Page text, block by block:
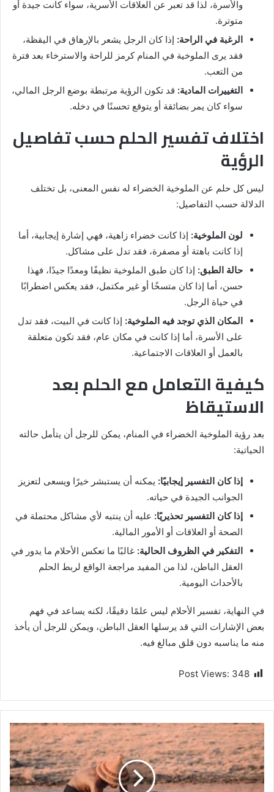
والأسرة، لذا قد تعبر عن العلاقات الأسرية، سواء كانت جيدة أو
متوترة.
الرغبة في الراحة: إذا كان الرجل يشعر بالإرهاق في اليقظة،
فقد يرى الملوخية في المنام كرمز للراحة والاسترخاء بعد فترة
من التعب.
التغييرات المادية: قد تكون الرؤية مرتبطة بوضع الرجل المالي،
سواء كان يمر بضائقة أو يتوقع تحسنًا في دخله.
اختلاف تفسير الحلم حسب تفاصيل
الرؤية
ليس كل حلم عن الملوخية الخضراء له نفس المعنى، بل تختلف
الدلالة حسب التفاصيل:
لون الملوخية: إذا كانت خضراء زاهية، فهي إشارة إيجابية، أما
إذا كانت باهتة أو مصفرة، فقد تدل على مشاكل.
حالة الطبق: إذا كان طبق الملوخية نظيفًا ومعدًا جيدًا، فهذا
حسن، أما إذا كان متسخًا أو غير مكتمل، فقد يعكس اضطرابًا
في حياة الرجل.
المكان الذي توجد فيه الملوخية: إذا كانت في البيت، فقد تدل
على الأسرة، أما إذا كانت في مكان عام، فقد تكون متعلقة
بالعمل أو العلاقات الاجتماعية.
كيفية التعامل مع الحلم بعد
الاستيقاظ
بعد رؤية الملوخية الخضراء في المنام، يمكن للرجل أن يتأمل حالته
الحياتية:
إذا كان التفسير إيجابيًا: يمكنه أن يستبشر خيرًا ويسعى لتعزيز
الجوانب الجيدة في حياته.
إذا كان التفسير تحذيريًا: عليه أن ينتبه لأي مشاكل محتملة في
الصحة أو العلاقات أو الأمور المالية.
التفكير في الظروف الحالية: غالبًا ما تعكس الأحلام ما يدور في
العقل الباطن، لذا من المفيد مراجعة الواقع لربط الحلم
بالأحداث اليومية.
في النهاية، تفسير الأحلام ليس علمًا دقيقًا، لكنه يساعد في فهم
بعض الإشارات التي قد يرسلها العقل الباطن، ويمكن للرجل أن يأخذ
منه ما يناسبه دون قلق مبالغ فيه.
Post Views: 348